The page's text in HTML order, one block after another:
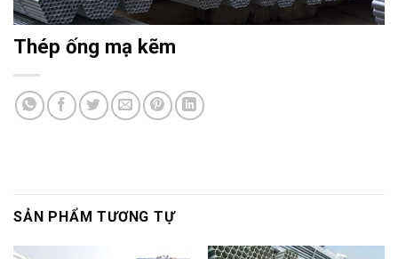
Thép ống mạ kẽm
SẢN PHẨM TƯƠNG TỰ